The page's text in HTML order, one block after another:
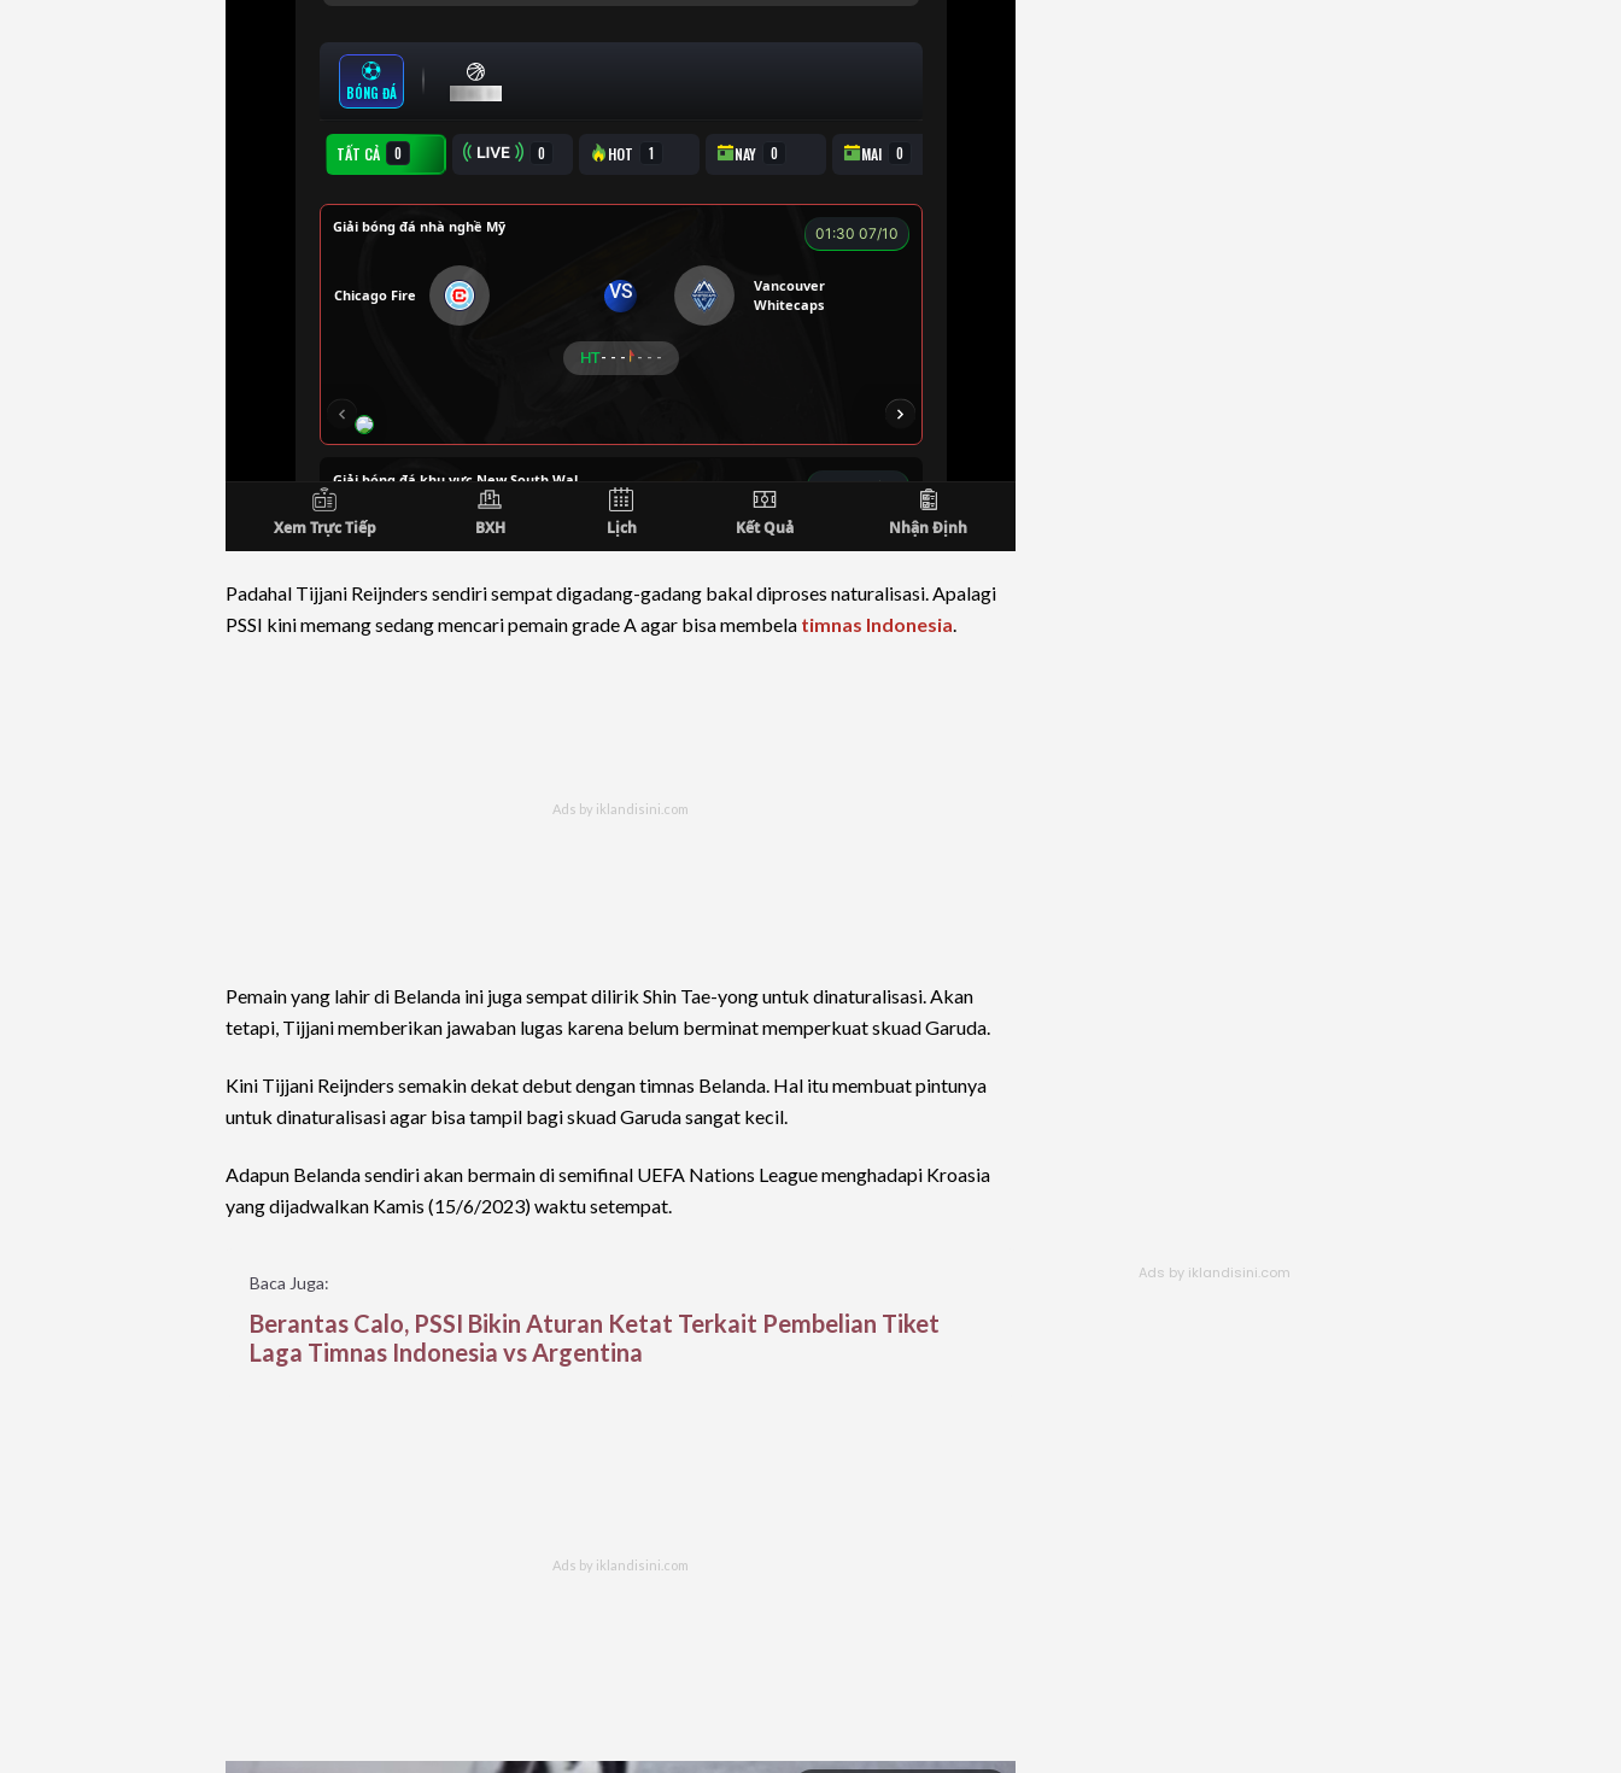
Padahal Tijjani Reijnders sendiri sempat digadang-gadang bakal diproses naturalisasi. Apalagi
PSSI kini memang sedang mencari pemain grade A agar bisa membela timnas Indonesia.
Pemain yang lahir di Belanda ini juga sempat dilirik Shin Tae-yong untuk dinaturalisasi. Akan
tetapi, Tijjani memberikan jawaban lugas karena belum berminat memperkuat skuad Garuda.
Kini Tijjani Reijnders semakin dekat debut dengan timnas Belanda. Hal itu membuat pintunya
untuk dinaturalisasi agar bisa tampil bagi skuad Garuda sangat kecil.
Adapun Belanda sendiri akan bermain di semifinal UEFA Nations League menghadapi Kroasia
yang dijadwalkan Kamis (15/6/2023) waktu setempat.
Baca Juga:
Berantas Calo, PSSI Bikin Aturan Ketat Terkait Pembelian Tiket
Laga Timnas Indonesia vs Argentina